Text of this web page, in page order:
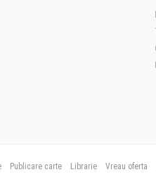
Publicare carte Librarie Vreau oferta